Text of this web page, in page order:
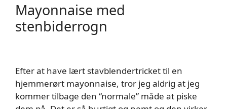
Mayonnaise med
stenbiderrogn
Efter at have lært stavblendertricket til en
hjemmerørt mayonnaise, tror jeg aldrig at jeg
kommer tilbage den “normale” måde at piske